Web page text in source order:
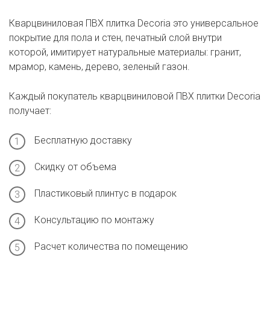
Кварцвиниловая ПВХ плитка Decoria это универсальное
покрытие для пола и стен, печатный слой внутри
которой, имитирует натуральные материалы: гранит,
мрамор, камень, дерево, зеленый газон.
Каждый покупатель кварцвиниловой ПВХ плитки Decoria
получает:
Бесплатную доставку
Скидку от объема
Пластиковый плинтус в подарок
Консультацию по монтажу
Расчет количества по помещению